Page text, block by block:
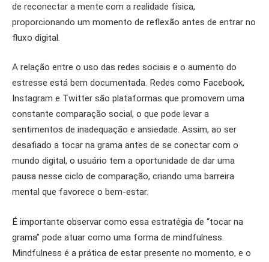
de reconectar a mente com a realidade física,
proporcionando um momento de reflexão antes de entrar no
fluxo digital.
A relação entre o uso das redes sociais e o aumento do
estresse está bem documentada. Redes como Facebook,
Instagram e Twitter são plataformas que promovem uma
constante comparação social, o que pode levar a
sentimentos de inadequação e ansiedade. Assim, ao ser
desafiado a tocar na grama antes de se conectar com o
mundo digital, o usuário tem a oportunidade de dar uma
pausa nesse ciclo de comparação, criando uma barreira
mental que favorece o bem-estar.
É importante observar como essa estratégia de “tocar na
grama” pode atuar como uma forma de mindfulness.
Mindfulness é a prática de estar presente no momento, e o